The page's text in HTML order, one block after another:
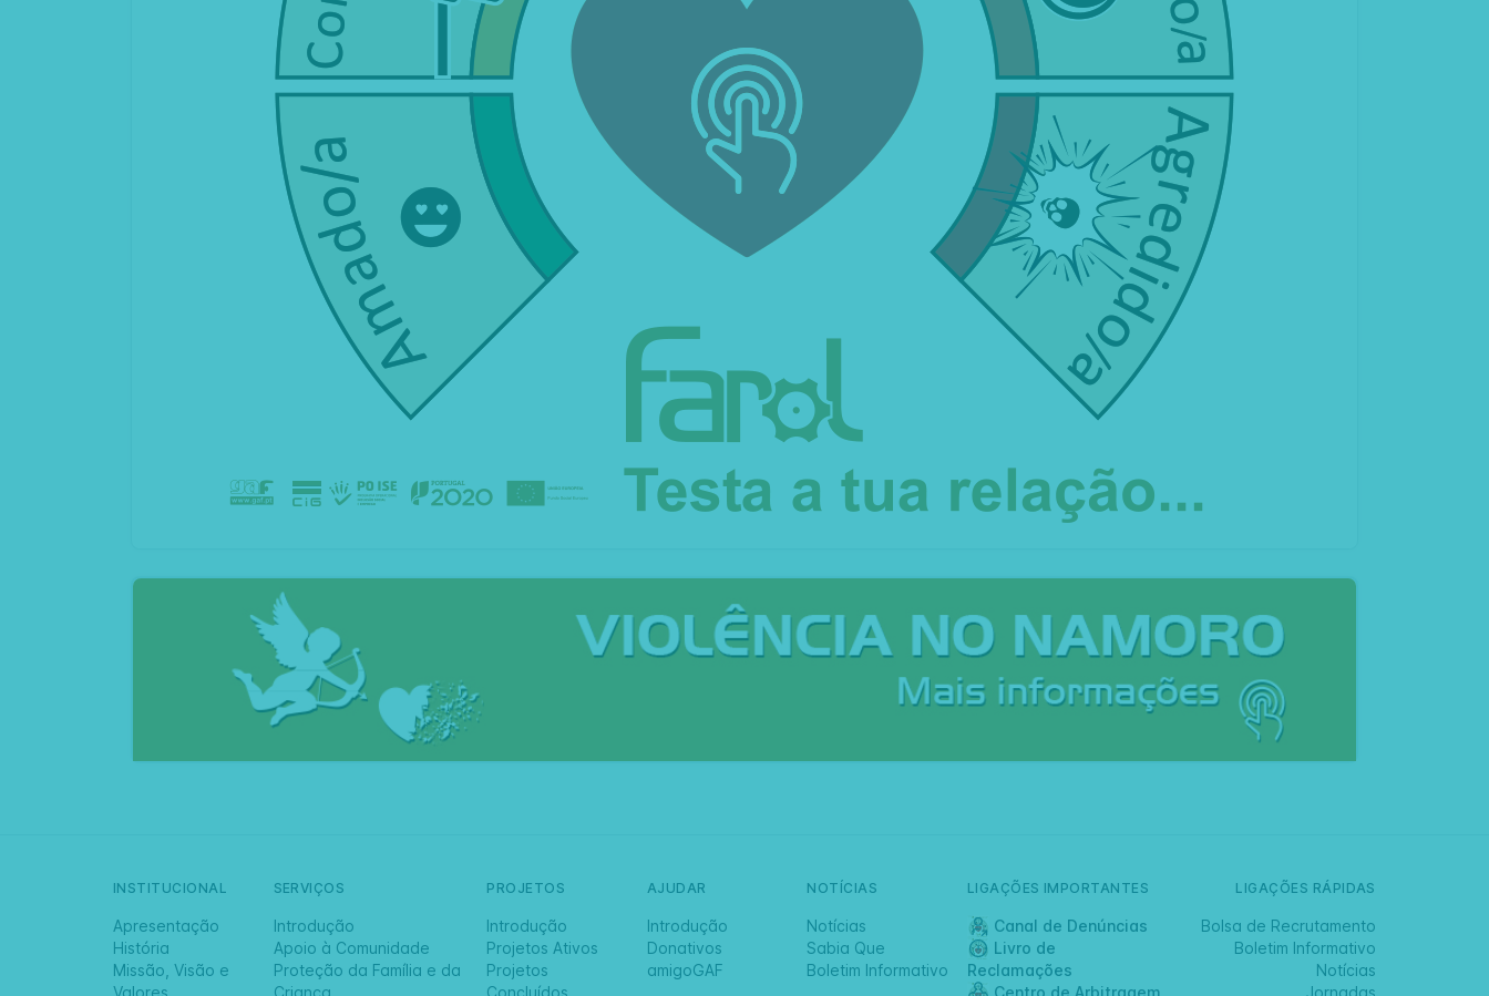
INSTITUCIONAL
Apresentação
História
Missão, Visão e
SERVIÇOS
Introdução
Apoio à Comunidade
Proteção da Família e da
PROJETOS
Introdução
Projetos Ativos
Projetos
AJUDAR
Introdução
Donativos
amigoGAF
NOTÍCIAS
Notícias
Sabia Que
Boletim Informativo
LIGAÇÕES IMPORTANTES
Canal de Denúncias
Livro de
Reclamações
LIGAÇÕES RÁPIDAS
Bolsa de Recrutamento
Boletim Informativo
Notícias